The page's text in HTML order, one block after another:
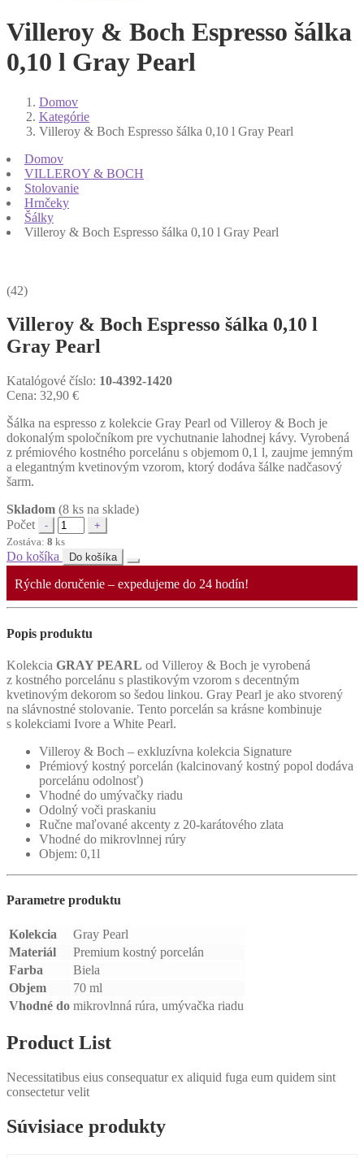
Villeroy & Boch Espresso šálka
0,10 l Gray Pearl
Domov
Kategórie
Villeroy & Boch Espresso šálka 0,10 l Gray Pearl
Domov
VILLEROY & BOCH
Stolovanie
Hrnčeky
Šálky
Villeroy & Boch Espresso šálka 0,10 l Gray Pearl
(42)
Villeroy & Boch Espresso šálka 0,10 l
Gray Pearl
Katalógové číslo: 10-4392-1420
Cena: 32,90 €
Šálka na espresso z kolekcie Gray Pearl od Villeroy & Boch je
dokonalým spoločníkom pre vychutnanie lahodnej kávy. Vyrobená
z prémiového kostného porcelánu s objemom 0,1 l, zaujme jemným
a elegantným kvetinovým vzorom, ktorý dodáva šálke nadčasový
šarm.
Skladom (8 ks na sklade)
Počet
Zostáva: 8 ks
Do košíka Do košíka
Rýchle doručenie – expedujeme do 24 hodín!
Popis produktu
Kolekcia GRAY PEARL od Villeroy & Boch je vyrobená
z kostného porcelánu s plastikovým vzorom s decentným
kvetinovým dekorom so šedou linkou. Gray Pearl je ako stvorený
na slávnostné stolovanie. Tento porcelán sa krásne kombinuje
s kolekciami Ivore a White Pearl.
Villeroy & Boch – exkluzívna kolekcia Signature
Prémiový kostný porcelán (kalcinovaný kostný popol dodáva
porcelánu odolnosť)
Vhodné do umývačky riadu
Odolný voči praskaniu
Ručne maľované akcenty z 20-karátového zlata
Vhodné do mikrovlnnej rúry
Objem: 0,1l
Parametre produktu
Kolekcia
Gray Pearl
Materiál
Premium kostný porcelán
Farba
Biela
Objem
70 ml
Vhodné do mikrovlnná rúra, umývačka riadu
Product List
Necessitatibus eius consequatur ex aliquid fuga eum quidem sint
consectetur velit
Súvisiace produkty